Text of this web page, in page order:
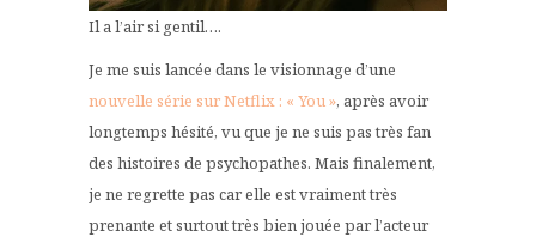
Il a l’air si gentil….
Je me suis lancée dans le visionnage d’une
nouvelle série sur Netflix : « You », après avoir
longtemps hésité, vu que je ne suis pas très fan
des histoires de psychopathes. Mais finalement,
je ne regrette pas car elle est vraiment très
prenante et surtout très bien jouée par l’acteur